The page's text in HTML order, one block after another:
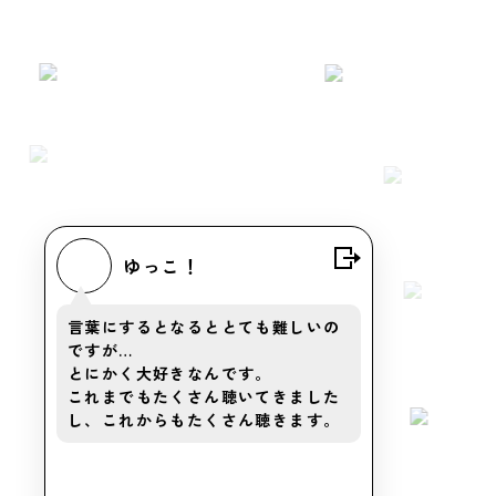
ゆっこ！
言葉にするとなるととても難しいの
ですが…
とにかく大好きなんです。
これまでもたくさん聴いてきました
し、これからもたくさん聴きます。